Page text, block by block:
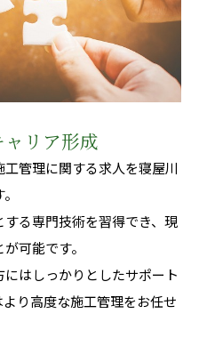
リア形成
管理に関する求人を寝屋川
る専門技術を習得でき、現
可能です。
はしっかりとしたサポート
り高度な施工管理をお任せ